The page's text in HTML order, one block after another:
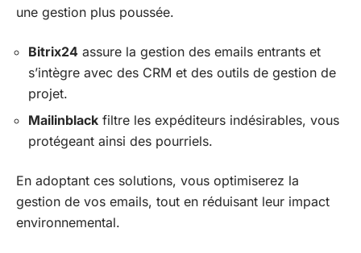
une gestion plus poussée.
Bitrix24 assure la gestion des emails entrants et
s’intègre avec des CRM et des outils de gestion de
projet.
Mailinblack filtre les expéditeurs indésirables, vous
protégeant ainsi des pourriels.
En adoptant ces solutions, vous optimiserez la
gestion de vos emails, tout en réduisant leur impact
environnemental.